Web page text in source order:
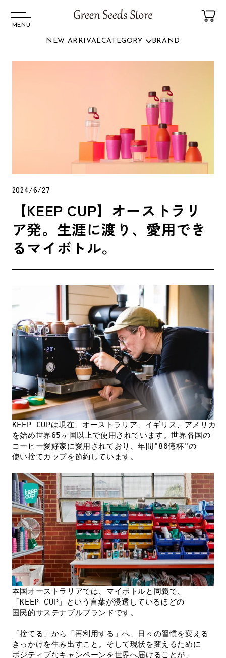
ンツに
MENU
NEW ARRIVALCATEGORY BRAND
2024/6/27
【KEEP CUP】オーストラリ
ア発。生涯に渡り、愛用でき
るマイボトル。
KEEP CUPは現在、オーストラリア、イギリス、アメリカ
を始め世界65ヶ国以上で使用されています。世界各国の
コーヒー愛好家に愛用されており、年間"80億杯"の
本国オーストラリアでは、マイボトルと同義で、
「KEEP CUP」という言葉が浸透しているほどの
国民的サステナブルブランドです。
「捨てる」から「再利用する」へ、日々の習慣を変える
きっかけを生み出すこと。そして現状を変えるために
ポジティブなキャンペーンを世界へ届けることが、